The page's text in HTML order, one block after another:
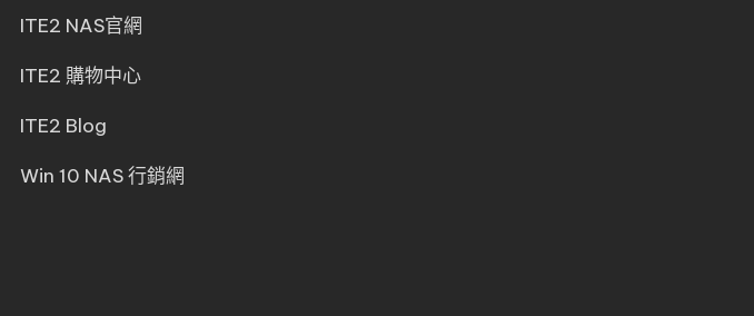
ITE2 NAS官網
ITE2 購物中心
ITE2 Blog
Win 10 NAS 行銷網